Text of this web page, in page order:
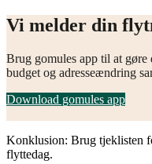
Vi melder din
Brug gomules app til at
budget og adresseændring
Download gomules app
Konklusion: Brug tjeklisten
flyttedag.